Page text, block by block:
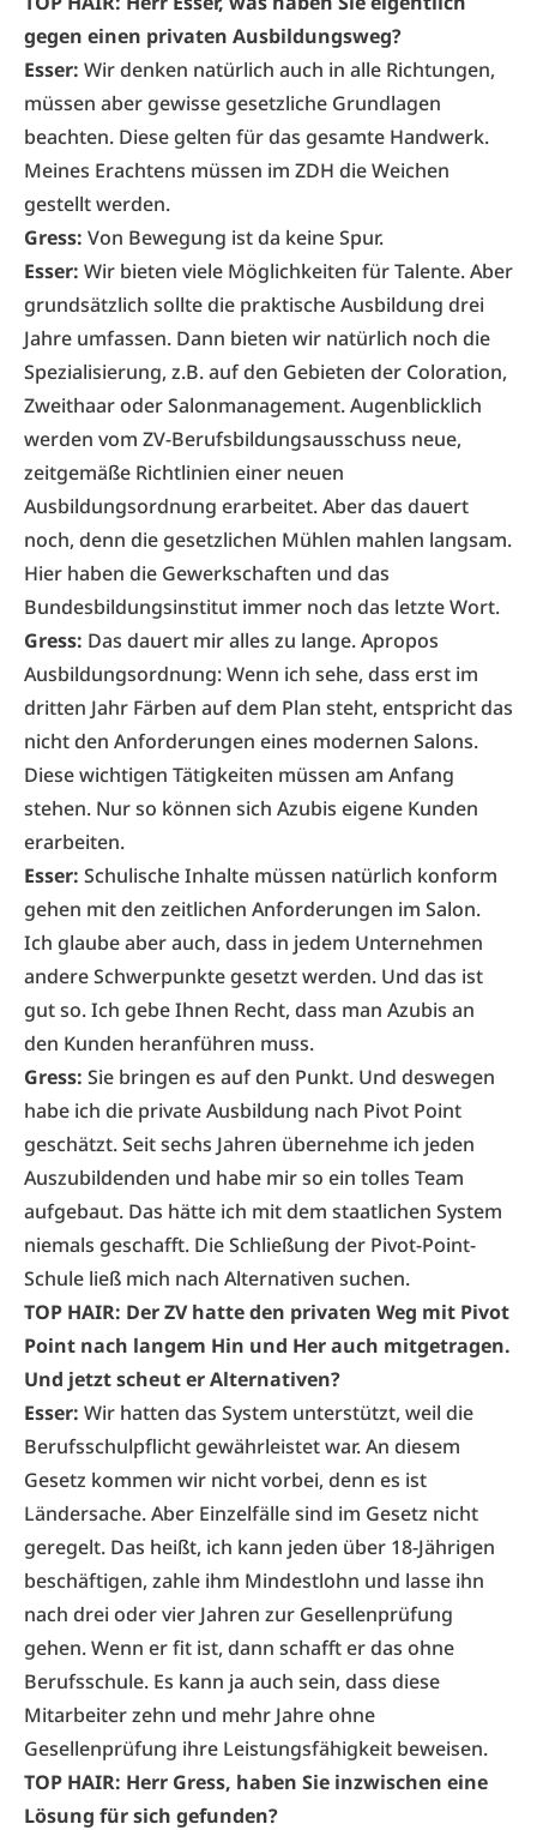
gegen einen privaten Ausbildungsweg?
Esser: Wir denken natürlich auch in alle Richtungen,
müssen aber gewisse gesetzliche Grundlagen
beachten. Diese gelten für das gesamte Handwerk.
Meines Erachtens müssen im ZDH die Weichen
gestellt werden.
Gress: Von Bewegung ist da keine Spur.
Esser: Wir bieten viele Möglichkeiten für Talente. Aber
grundsätzlich sollte die praktische Ausbildung drei
Jahre umfassen. Dann bieten wir natürlich noch die
Spezialisierung, z.B. auf den Gebieten der Coloration,
Zweithaar oder Salonmanagement. Augenblicklich
werden vom ZV-Berufsbildungsausschuss neue,
zeitgemäße Richtlinien einer neuen
Ausbildungsordnung erarbeitet. Aber das dauert
noch, denn die gesetzlichen Mühlen mahlen langsam.
Hier haben die Gewerkschaften und das
Bundesbildungsinstitut immer noch das letzte Wort.
Gress: Das dauert mir alles zu lange. Apropos
Ausbildungsordnung: Wenn ich sehe, dass erst im
dritten Jahr Färben auf dem Plan steht, entspricht das
nicht den Anforderungen eines modernen Salons.
Diese wichtigen Tätigkeiten müssen am Anfang
stehen. Nur so können sich Azubis eigene Kunden
erarbeiten.
Esser: Schulische Inhalte müssen natürlich konform
gehen mit den zeitlichen Anforderungen im Salon.
Ich glaube aber auch, dass in jedem Unternehmen
andere Schwerpunkte gesetzt werden. Und das ist
gut so. Ich gebe Ihnen Recht, dass man Azubis an
den Kunden heranführen muss.
Gress: Sie bringen es auf den Punkt. Und deswegen
habe ich die private Ausbildung nach Pivot Point
geschätzt. Seit sechs Jahren übernehme ich jeden
Auszubildenden und habe mir so ein tolles Team
aufgebaut. Das hätte ich mit dem staatlichen System
niemals geschafft. Die Schließung der Pivot-Point-
Schule ließ mich nach Alternativen suchen.
TOP HAIR: Der ZV hatte den privaten Weg mit Pivot
Point nach langem Hin und Her auch mitgetragen.
Und jetzt scheut er Alternativen?
Esser: Wir hatten das System unterstützt, weil die
Berufsschulpflicht gewährleistet war. An diesem
Gesetz kommen wir nicht vorbei, denn es ist
Ländersache. Aber Einzelfälle sind im Gesetz nicht
geregelt. Das heißt, ich kann jeden über 18-Jährigen
beschäftigen, zahle ihm Mindestlohn und lasse ihn
nach drei oder vier Jahren zur Gesellenprüfung
gehen. Wenn er fit ist, dann schafft er das ohne
Berufsschule. Es kann ja auch sein, dass diese
Mitarbeiter zehn und mehr Jahre ohne
Gesellenprüfung ihre Leistungsfähigkeit beweisen.
TOP HAIR: Herr Gress, haben Sie inzwischen eine
Lösung für sich gefunden?